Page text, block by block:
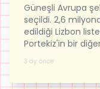
Güneşli Avrupa
seçildi. 2,6
edildiği Lizbon
Portekiz'in bir
3 ay önce